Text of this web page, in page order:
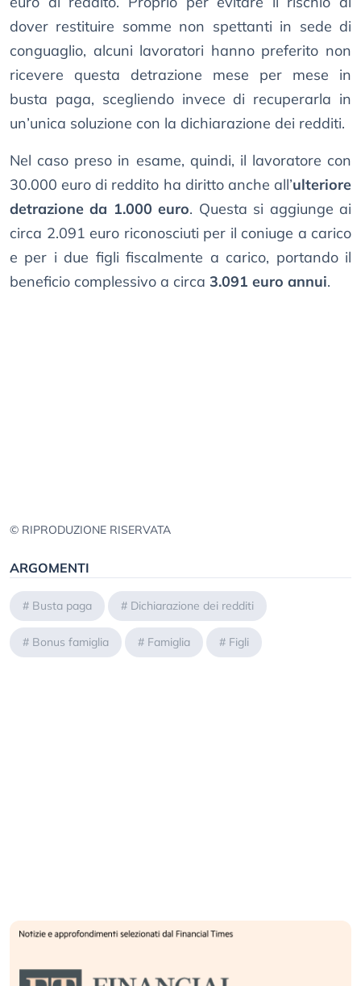
dover restituire somme non spettanti in sede di
conguaglio, alcuni lavoratori hanno preferito non
ricevere questa detrazione mese per mese in
busta paga, scegliendo invece di recuperarla in
un’unica soluzione con la dichiarazione dei redditi.
Nel caso preso in esame, quindi, il lavoratore con
30.000 euro di reddito ha diritto anche all’ulteriore
detrazione da 1.000 euro. Questa si aggiunge ai
circa 2.091 euro riconosciuti per il coniuge a carico
e per i due figli fiscalmente a carico, portando il
beneficio complessivo a circa 3.091 euro annui.
© RIPRODUZIONE RISERVATA
ARGOMENTI
# Busta paga # Dichiarazione dei redditi
# Bonus famiglia # Famiglia # Figli